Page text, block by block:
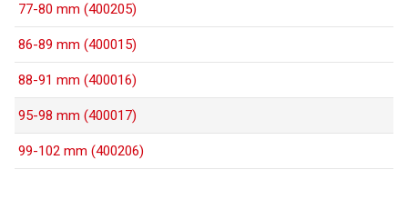
77-80 mm (400205)
86-89 mm (400015)
88-91 mm (400016)
95-98 mm (400017)
99-102 mm (400206)